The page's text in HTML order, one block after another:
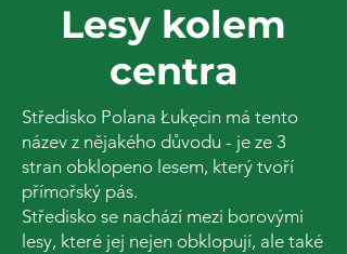
Lesy kolem
centra
Středisko Polana Łukęcin má tento
název z nějakého důvodu - je ze 3
stran obklopeno lesem, který tvoří
přímořský pás.
Středisko se nachází mezi borovými
lesy, které jej nejen obklopují, ale také